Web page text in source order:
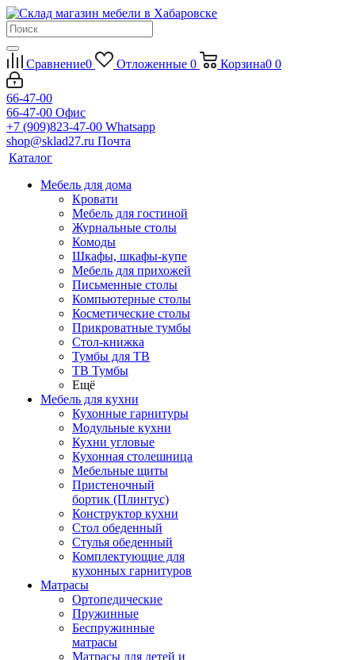
Сравнение0 Отложенные 0 Корзина0 0
66-47-00
66-47-00 Офис
+7 (909)823-47-00 Whatsapp
shop@sklad27.ru Почта
Каталог
Мебель для дома
Кровати
Мебель для гостиной
Журнальные столы
Комоды
Шкафы, шкафы-купе
Мебель для прихожей
Письменные столы
Компьютерные столы
Косметические столы
Прикроватные тумбы
Стол-книжка
Тумбы для ТВ
ТВ Тумбы
Ещё
Мебель для кухни
Кухонные гарнитуры
Модульные кухни
Кухни угловые
Кухонная столешница
Мебельные щиты
Пристеночный
бортик (Плинтус)
Конструктор кухни
Стол обеденный
Стулья обеденный
Комплектующие для
кухонных гарнитуров
Матраcы
Ортопедические
Пружинные
Беспружинные
матрасы
Матрасы для детей и